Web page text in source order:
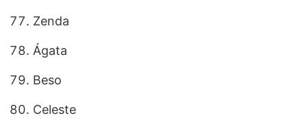
Zenda
Ágata
Beso
Celeste